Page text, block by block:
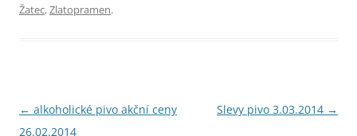
Žatec,Zlatopramen.
Navigace
pro
← alkoholické pivo akční ceny
26.02.2014
Slevy pivo 3.03.2014 →